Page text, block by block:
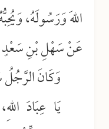
اللهَ وَرَسُولَهُ،
عَنْ سَهْلِ بْنِ سَعْدٍ
وَكَانَ الرَّجُلُ
يَا عِبَادَ